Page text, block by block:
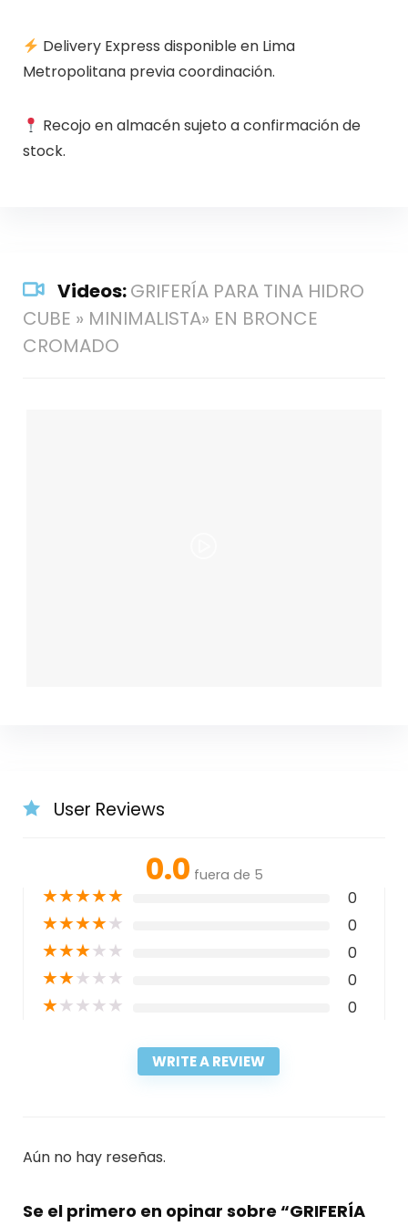
Delivery Express disponible en Lima
Metropolitana previa coordinación.
Recojo en almacén sujeto a confirmación de
stock.
Videos:GRIFERÍA PARA TINA HIDRO
CUBE » MINIMALISTA» EN BRONCE
CROMADO
User Reviews
0.0 fuera de 5
★★★★★ 0
★★★★★ 0
★★★★★ 0
★★★★★ 0
★★★★★ 0
WRITE A REVIEW
Aún no hay reseñas.
Se el primero en opinar sobre “GRIFERÍA